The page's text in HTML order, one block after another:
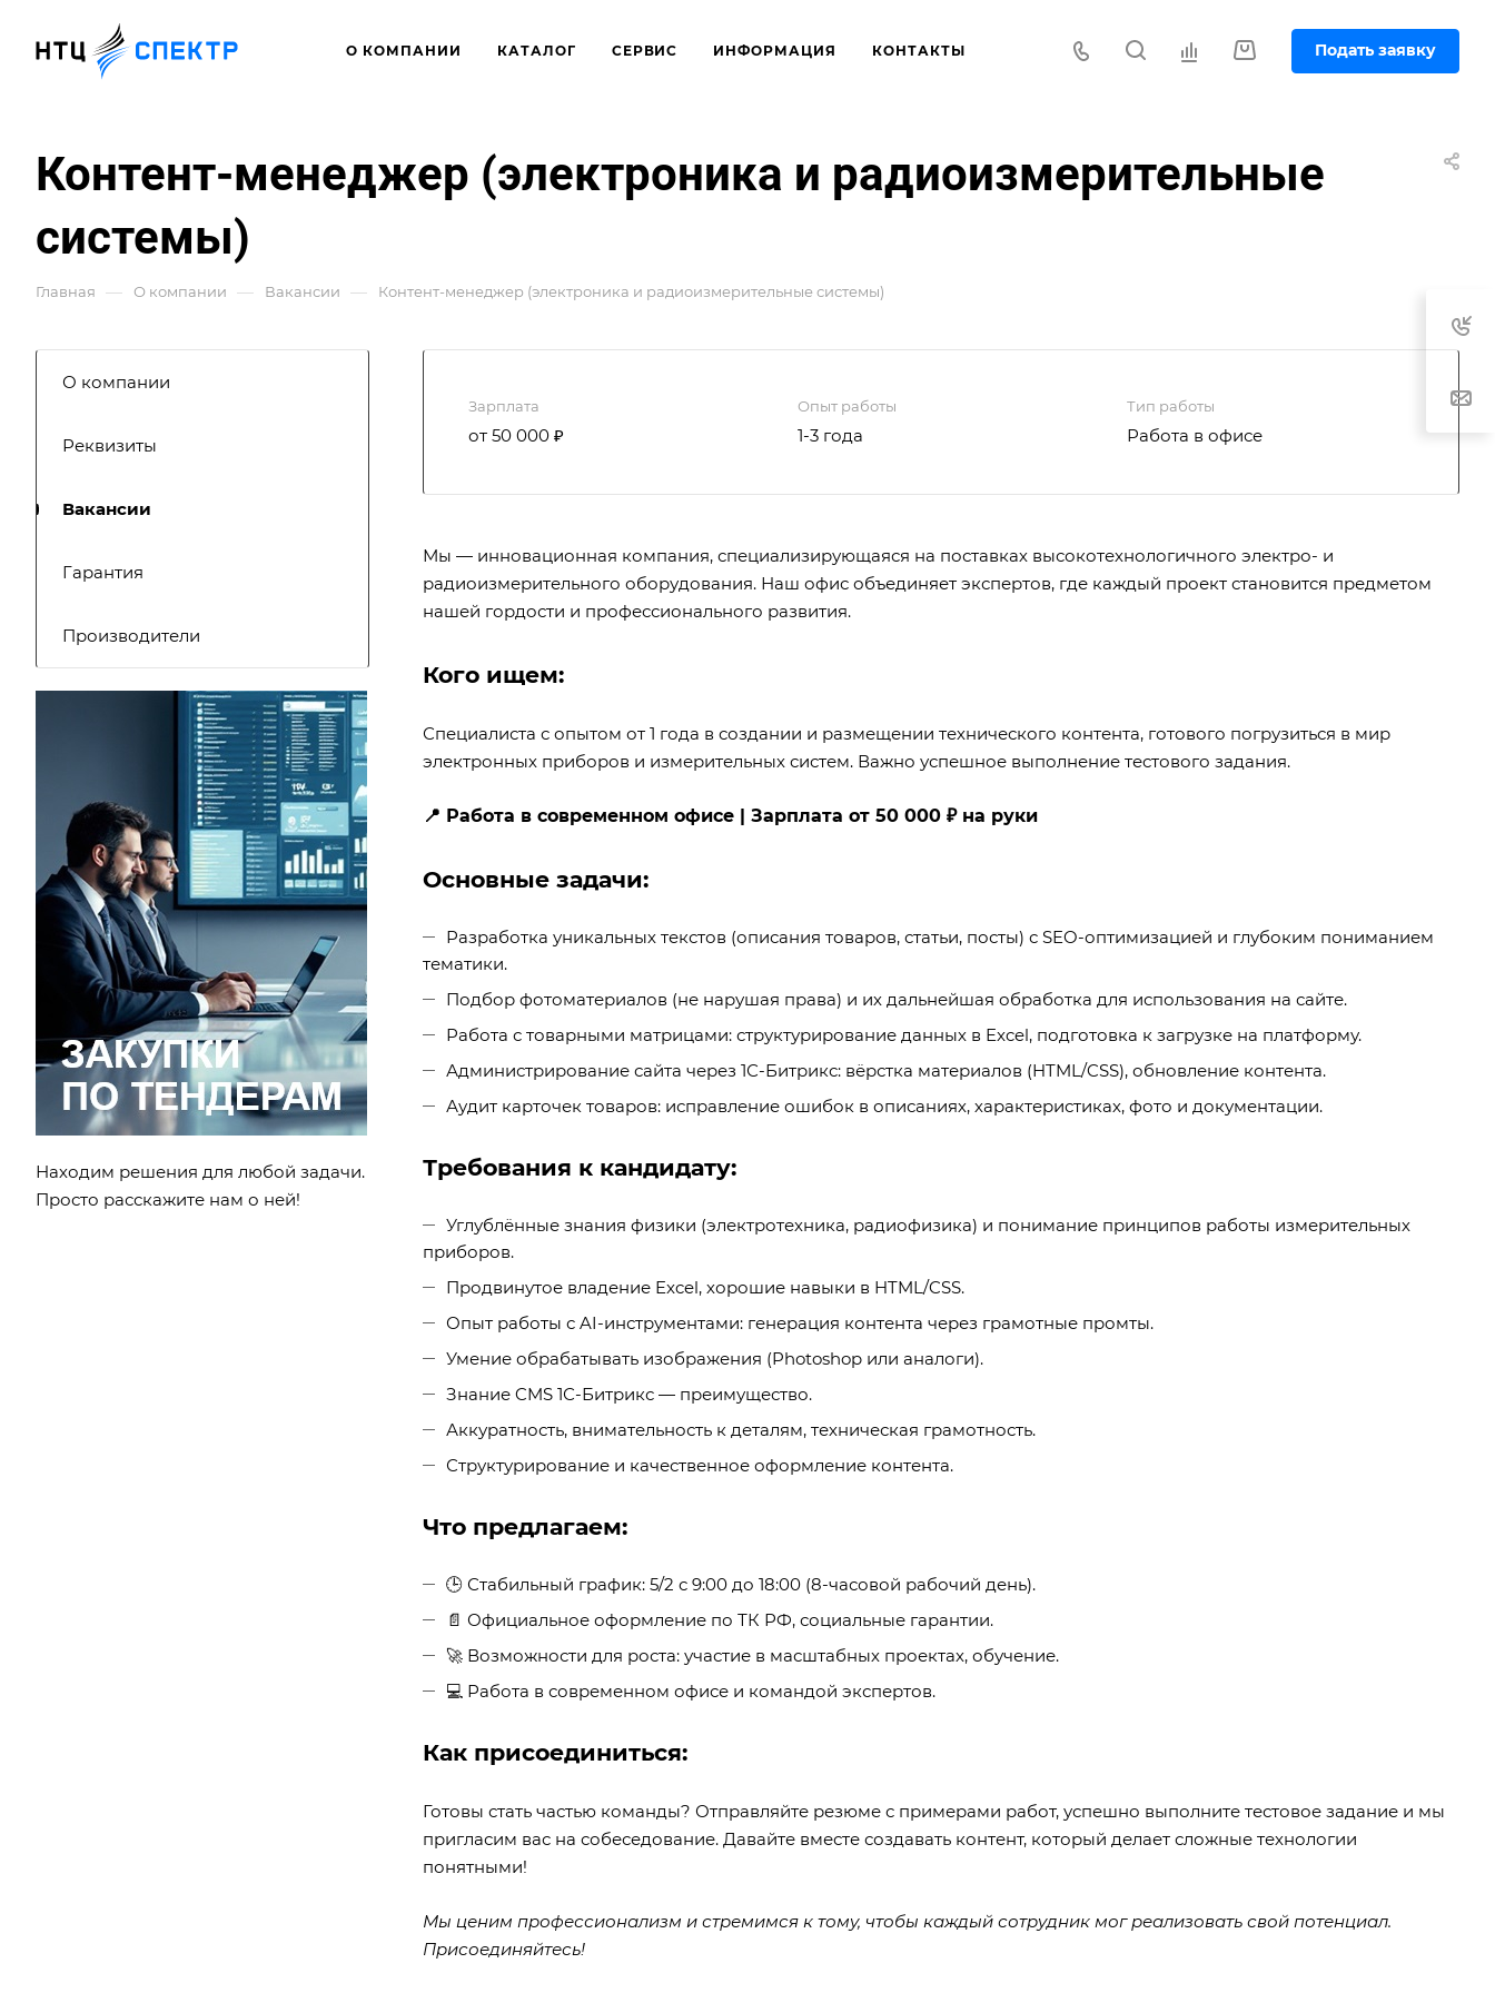
О КОМПАНИИ КАТАЛОГ СЕРВИС ИНФОРМАЦИЯ КОНТАКТЫ Подать заявку
Контент-менеджер (электроника и радиоизмерительные
системы)
Главная — О компании — Вакансии — Контент-менеджер (электроника и радиоизмерительные системы)
Зарплата
от 50 000 ₽
Опыт работы
1-3 года
Тип работы
Работа в офисе
Мы — инновационная компания, специализирующаяся на поставках высокотехнологичного электро- и
радиоизмерительного оборудования. Наш офис объединяет экспертов, где каждый проект становится предметом
нашей гордости и профессионального развития.
Кого ищем:
Специалиста с опытом от 1 года в создании и размещении технического контента, готового погрузиться в мир
электронных приборов и измерительных систем. Важно успешное выполнение тестового задания.
📍 Работа в современном офисе | Зарплата от 50 000 ₽ на руки
Основные задачи:
Разработка уникальных текстов (описания товаров, статьи, посты) с SEO-оптимизацией и глубоким пониманием
тематики.
Подбор фотоматериалов (не нарушая права) и их дальнейшая обработка для использования на сайте.
Работа с товарными матрицами: структурирование данных в Excel, подготовка к загрузке на платформу.
Администрирование сайта через 1С-Битрикс: вёрстка материалов (HTML/CSS), обновление контента.
Аудит карточек товаров: исправление ошибок в описаниях, характеристиках, фото и документации.
Требования к кандидату:
Углублённые знания физики (электротехника, радиофизика) и понимание принципов работы измерительных
приборов.
Продвинутое владение Excel, хорошие навыки в HTML/CSS.
Опыт работы с AI-инструментами: генерация контента через грамотные промты.
Умение обрабатывать изображения (Photoshop или аналоги).
Знание CMS 1С-Битрикс — преимущество.
Аккуратность, внимательность к деталям, техническая грамотность.
Структурирование и качественное оформление контента.
Что предлагаем:
🕒 Стабильный график: 5/2 с 9:00 до 18:00 (8-часовой рабочий день).
📄 Официальное оформление по ТК РФ, социальные гарантии.
🚀 Возможности для роста: участие в масштабных проектах, обучение.
💻 Работа в современном офисе и командой экспертов.
Как присоединиться:
Готовы стать частью команды? Отправляйте резюме с примерами работ, успешно выполните тестовое задание и мы
пригласим вас на собеседование. Давайте вместе создавать контент, который делает сложные технологии
понятными!
Мы ценим профессионализм и стремимся к тому, чтобы каждый сотрудник мог реализовать свой потенциал.
Присоединяйтесь!
О компании
Реквизиты
Вакансии
Гарантия
Производители
Находим решения для любой задачи.
Просто расскажите нам о ней!